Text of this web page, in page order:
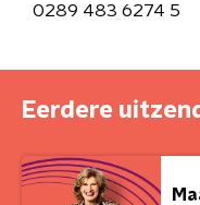
0289 483 6274 5
Eerdere